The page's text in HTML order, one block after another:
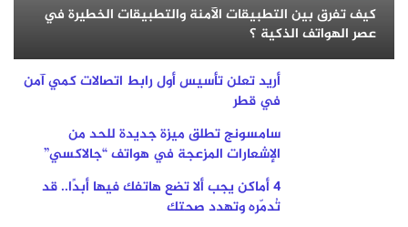
كيف تفرق بين التطبيقات الآمنة والتطبيقات الخطيرة في
عصر الهواتف الذكية ؟
أريد تعلن تأسيس أول رابط اتصالات كمي آمن
في قطر
سامسونج تطلق ميزة جديدة للحد من
الإشعارات المزعجة في هواتف “جالاكسي”
4 أماكن يجب ألا تضع هاتفك فيها أبدًا.. قد
تُدمّره وتهدد صحتك